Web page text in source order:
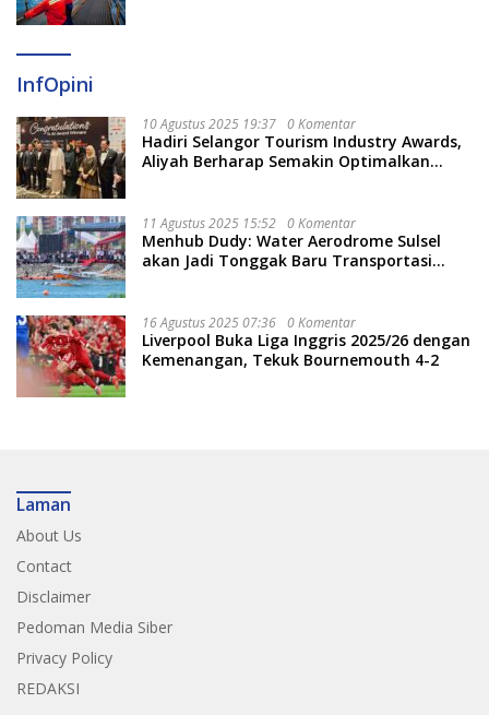
InfOpini
10 Agustus 2025 19:37 0 Komentar
Hadiri Selangor Tourism Industry Awards,
Aliyah Berharap Semakin Optimalkan
11 Agustus 2025 15:52 0 Komentar
Menhub Dudy: Water Aerodrome Sulsel
akan Jadi Tonggak Baru Transportasi
16 Agustus 2025 07:36 0 Komentar
Liverpool Buka Liga Inggris 2025/26 dengan
Kemenangan, Tekuk Bournemouth 4-2
Laman
About Us
Contact
Disclaimer
Pedoman Media Siber
Privacy Policy
REDAKSI